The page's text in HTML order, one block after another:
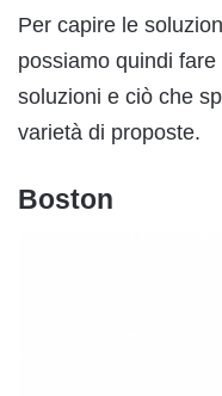
Per capire le
possiamo quindi
soluzioni e ciò che
varietà di proposte.
Boston